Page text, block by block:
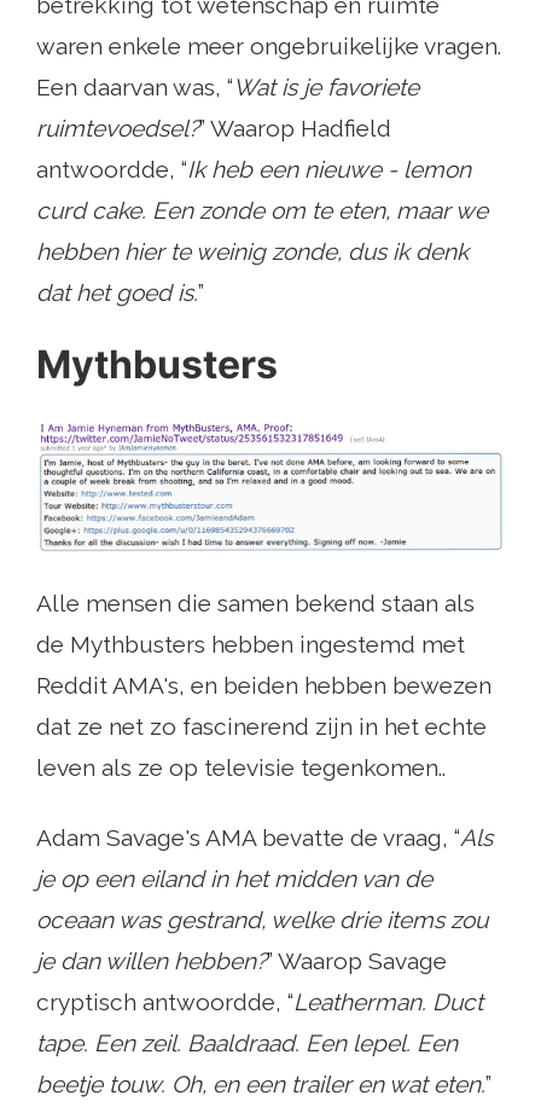
waren enkele meer ongebruikelijke vragen.
Een daarvan was, “Wat is je favoriete
ruimtevoedsel?” Waarop Hadfield
antwoordde, “Ik heb een nieuwe - lemon
curd cake. Een zonde om te eten, maar we
hebben hier te weinig zonde, dus ik denk
dat het goed is.”
Mythbusters
Alle mensen die samen bekend staan ​​als
de Mythbusters hebben ingestemd met
Reddit AMA's, en beiden hebben bewezen
dat ze net zo fascinerend zijn in het echte
leven als ze op televisie tegenkomen..
Adam Savage's AMA bevatte de vraag, “Als
je op een eiland in het midden van de
oceaan was gestrand, welke drie items zou
je dan willen hebben?” Waarop Savage
cryptisch antwoordde, “Leatherman. Duct
tape. Een zeil. Baaldraad. Een lepel. Een
beetje touw. Oh, en een trailer en wat eten.”